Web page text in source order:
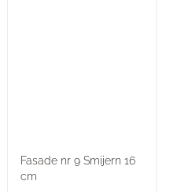
Fasade nr 9 Smijern 16
cm